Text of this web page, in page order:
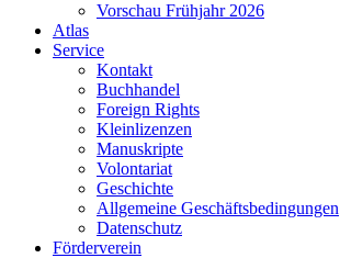
Vorschau Frühjahr 2026
Atlas
Service
Kontakt
Buchhandel
Foreign Rights
Kleinlizenzen
Manuskripte
Volontariat
Geschichte
Allgemeine Geschäftsbedingungen
Datenschutz
Förderverein